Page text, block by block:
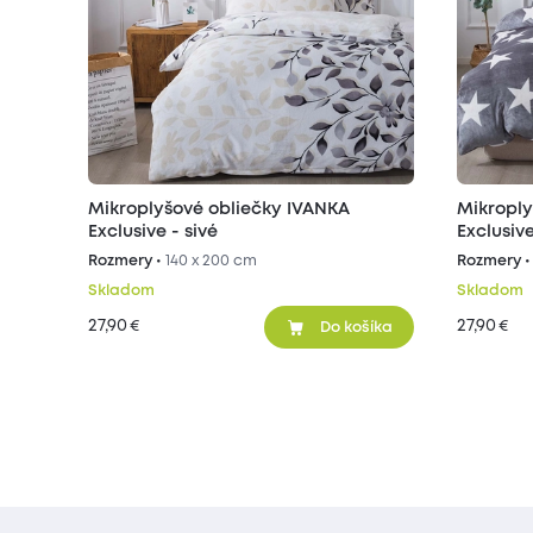
Mikroplyšové obliečky IVANKA
Exclusive - sivé
Rozmery • 140 x 200 cm
Skladom
27,90 € Do košíka
Rozmery •
Skladom
27,90 €